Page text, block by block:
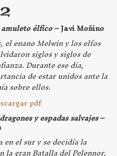
élfico– Javi Moñino
el enano Melwin y los elfos
siglos y siglos de
Durante ese día,
de estar unidos ante la
sobre ellos.
pdf
y espadas salvajes–
el sur y se decidía la